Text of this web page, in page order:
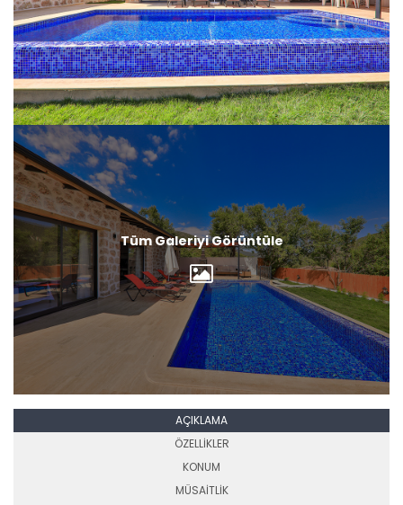
Tüm Galeriyi Görüntüle
AÇIKLAMA
ÖZELLİKLER
KONUM
MÜSAİTLİK